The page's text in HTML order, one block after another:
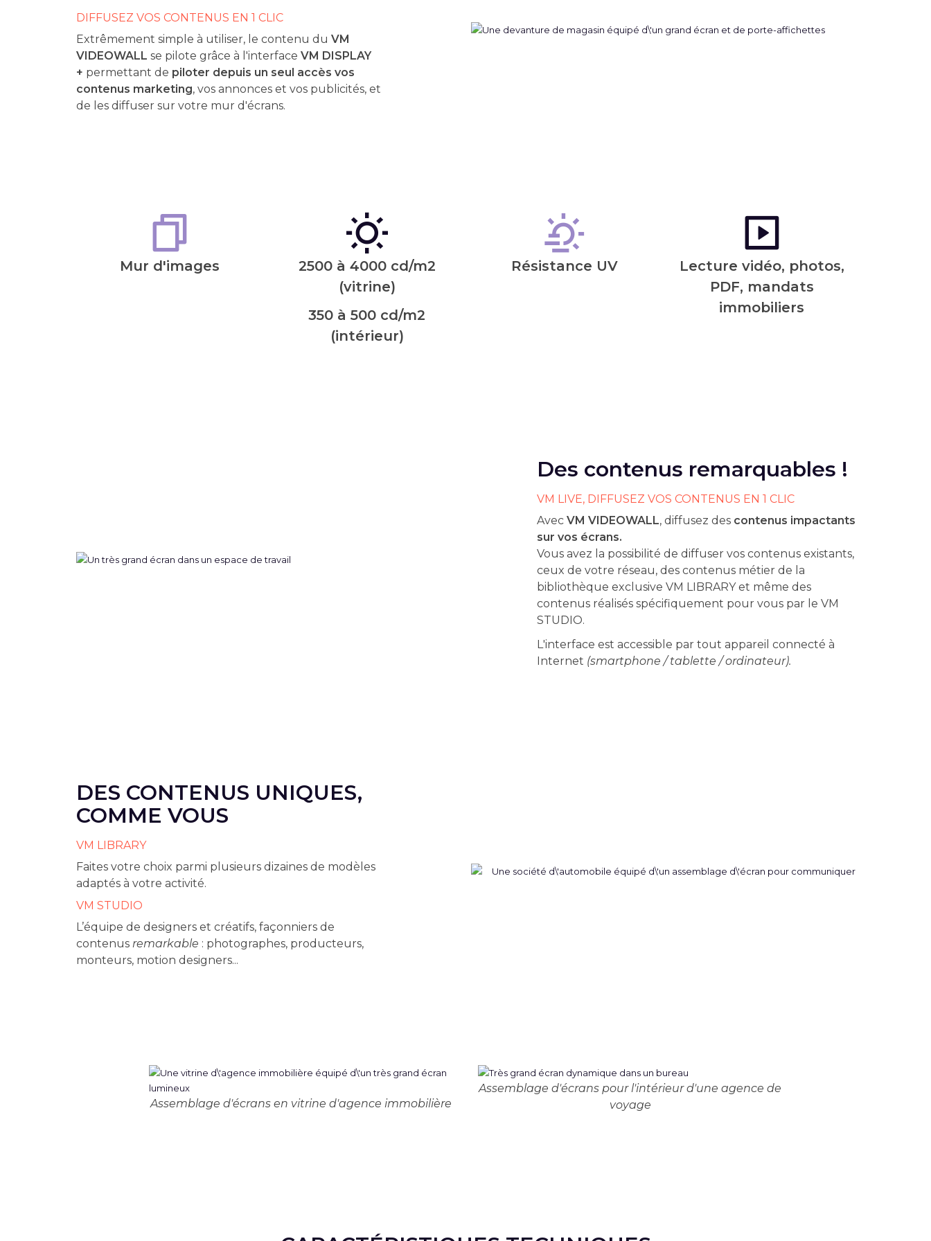
DIFFUSEZ VOS CONTENUS EN 1 CLIC
Extrêmement simple à utiliser, le contenu du VM
VIDEOWALL se pilote grâce à l'interface VM DISPLAY
+ permettant de piloter depuis un seul accès vos
contenus marketing, vos annonces et vos publicités, et
de les diffuser sur votre mur d'écrans.
Mur d'images
2500 à 4000 cd/m2
(vitrine)
350 à 500 cd/m2
(intérieur)
Résistance UV
Lecture vidéo, photos,
PDF, mandats
immobiliers
Des contenus remarquables !
VM LIVE, DIFFUSEZ VOS CONTENUS EN 1 CLIC
Avec VM VIDEOWALL, diffusez des contenus impactants
sur vos écrans.
Vous avez la possibilité de diffuser vos contenus existants,
ceux de votre réseau, des contenus métier de la
bibliothèque exclusive VM LIBRARY et même des
contenus réalisés spécifiquement pour vous par le VM
STUDIO.
L'interface est accessible par tout appareil connecté à
Internet (smartphone / tablette / ordinateur).
DES CONTENUS UNIQUES,
COMME VOUS
VM LIBRARY
Faites votre choix parmi plusieurs dizaines de modèles
adaptés à votre activité.
VM STUDIO
L’équipe de designers et créatifs, façonniers de
contenus remarkable : photographes, producteurs,
monteurs, motion designers...
Assemblage d'écrans en vitrine d'agence immobilière
Assemblage d'écrans pour l'intérieur d'une agence de
voyage